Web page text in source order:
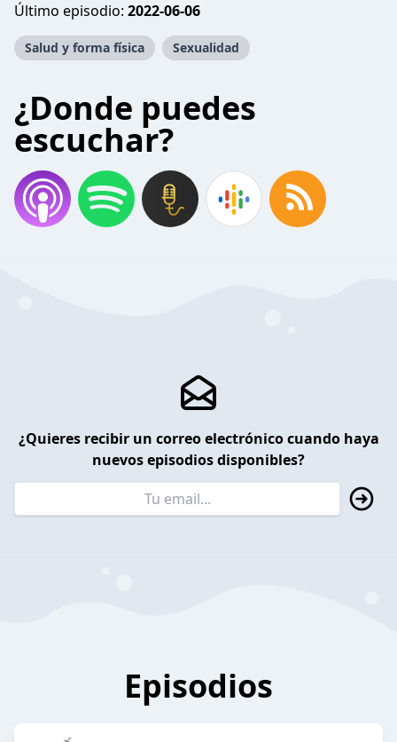
Último episodio: 2022-06-06
Salud y forma física Sexualidad
¿Donde puedes
escuchar?
¿Quieres recibir un correo electrónico cuando haya
nuevos episodios disponibles?
Episodios